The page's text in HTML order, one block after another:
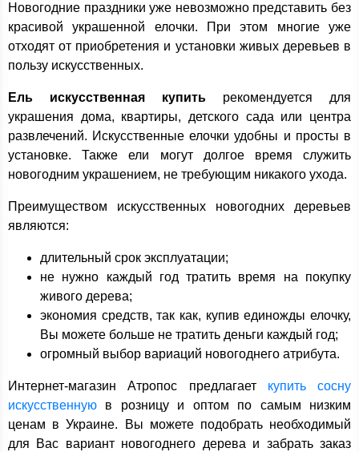
Новогодние праздники уже невозможно представить без
красивой украшенной елочки. При этом многие уже
отходят от приобретения и установки живых деревьев в
пользу искусственных.
Ель искусственная купить рекомендуется для
украшения дома, квартиры, детского сада или центра
развлечений. Искусственные елочки удобны и просты в
установке. Также ели могут долгое время служить
новогодним украшением, не требующим никакого ухода.
Преимуществом искусственных новогодних деревьев
являются:
длительный срок эксплуатации;
не нужно каждый год тратить время на покупку
живого дерева;
экономия средств, так как, купив единожды елочку,
Вы можете больше не тратить деньги каждый год;
огромный выбор вариаций новогоднего атрибута.
Интернет-магазин Атропос предлагает купить сосну
искусственную в розницу и оптом по самым низким
ценам в Украине. Вы можете подобрать необходимый
для Вас вариант новогоднего дерева и забрать заказ